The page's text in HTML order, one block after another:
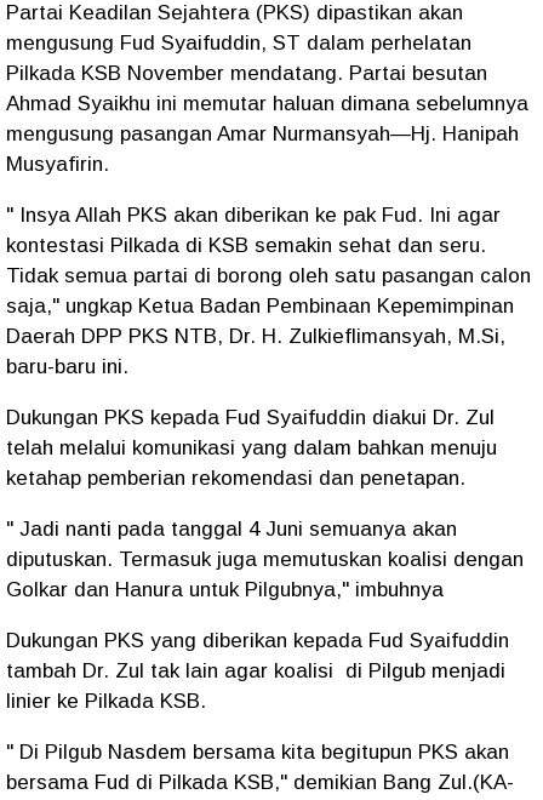
Partai Keadilan Sejahtera (PKS) dipastikan akan
mengusung Fud Syaifuddin, ST dalam perhelatan
Pilkada KSB November mendatang. Partai besutan
Ahmad Syaikhu ini memutar haluan dimana sebelumnya
mengusung pasangan Amar Nurmansyah—Hj. Hanipah
Musyafirin.
" Insya Allah PKS akan diberikan ke pak Fud. Ini agar
kontestasi Pilkada di KSB semakin sehat dan seru.
Tidak semua partai di borong oleh satu pasangan calon
saja," ungkap Ketua Badan Pembinaan Kepemimpinan
Daerah DPP PKS NTB, Dr. H. Zulkieflimansyah, M.Si,
baru-baru ini.
Dukungan PKS kepada Fud Syaifuddin diakui Dr. Zul
telah melalui komunikasi yang dalam bahkan menuju
ketahap pemberian rekomendasi dan penetapan.
" Jadi nanti pada tanggal 4 Juni semuanya akan
diputuskan. Termasuk juga memutuskan koalisi dengan
Golkar dan Hanura untuk Pilgubnya," imbuhnya
Dukungan PKS yang diberikan kepada Fud Syaifuddin
tambah Dr. Zul tak lain agar koalisi di Pilgub menjadi
linier ke Pilkada KSB.
" Di Pilgub Nasdem bersama kita begitupun PKS akan
bersama Fud di Pilkada KSB," demikian Bang Zul.(KA-